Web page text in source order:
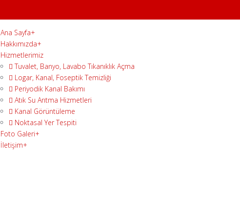
Ana Sayfa+
Hakkımızda+
Hizmetlerimiz
Tuvalet, Banyo, Lavabo Tıkanıklık Açma
Logar, Kanal, Foseptik Temizliği
Periyodik Kanal Bakımı
Atık Su Arıtma Hizmetleri
Kanal Görüntüleme
Noktasal Yer Tespiti
Foto Galeri+
İletişim+